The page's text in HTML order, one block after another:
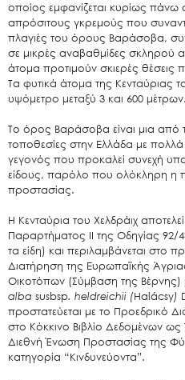
Νέα –
Άξονες
οποίος εμφανίζεται κυρίως
απρόσιτους γκρεμούς που συναντά
πλαγιές του όρους Βαράσοβα,
σε μικρές αναβαθμίδες σκληρού
άτομα προτιμούν σκιερές θέσεις
Τα φυτικά άτομα της Κενταύριας
υψόμετρο μεταξύ 3 και 600 μέτρων.
Το όρος Βαράσοβα είναι μια από
τοποθεσίες στην Ελλάδα με
γεγονός που προκαλεί συνεχή
είδους, παρόλο που ολόκληρη η
προστασίας.
Η Κενταύρια του Χελδράιχ
Παραρτήματος ΙΙ της Οδηγίας 92/
τα είδη) και περιλαμβάνεται στο
Διατήρηση της Ευρωπαϊκής
Οικοτόπων (Σύμβαση της
alba susbsp. heldreichii(Halácsy)
προστατεύεται με το Προεδρικό
στο Κόκκινο Βιβλίο Δεδομένων
Διεθνή Ένωση Προστασίας της
κατηγορία “Κινδυνεύοντα”.